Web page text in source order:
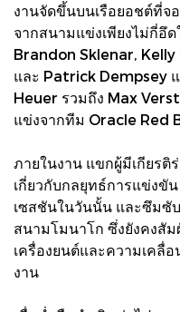
งานจัดขึ้นบนเรือยอชต์ที่จ
จากสนามแข่งเพียงไม่กี่อึ
Brandon Sklenar,
และ Patrick Dempsey
Heuer รวมถึง Max
แข่งจากทีม Oracle Red
ภายในงาน แขกผู้มีเกียร
เกี่ยวกับกลยุทธ์การแข่งขั
เซสชันในวันนั้น และซึมซั
สนามโมนาโก ซึ่งยังคงสั
เครื่องยนต์และความเคลื่
งาน